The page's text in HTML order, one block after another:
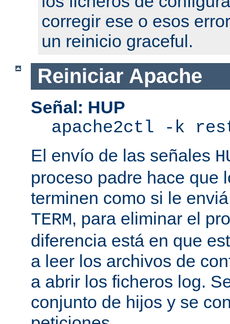
corregir ese o esos
un reinicio graceful.
Reiniciar Apache
Señal: HUP
apache2ctl -k
El envío de las señales
proceso padre hace que
terminen como si le
TERM, para eliminar el
diferencia está en que
a leer los archivos de
a abrir los ficheros log.
conjunto de hijos y se